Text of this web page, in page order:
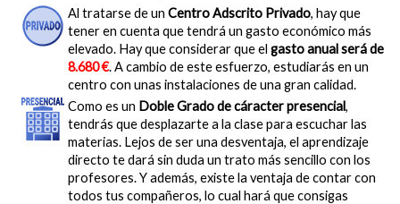
Al tratarse de un Centro Adscrito Privado, hay que
tener en cuenta que tendrá un gasto económico más
elevado. Hay que considerar que el gasto anual será de
8.680 €. A cambio de este esfuerzo, estudiarás en un
centro con unas instalaciones de una gran calidad.
Como es un Doble Grado de cáracter presencial,
tendrás que desplazarte a la clase para escuchar las
materias. Lejos de ser una desventaja, el aprendizaje
directo te dará sin duda un trato más sencillo con los
profesores. Y además, existe la ventaja de contar con
todos tus compañeros, lo cual hará que consigas